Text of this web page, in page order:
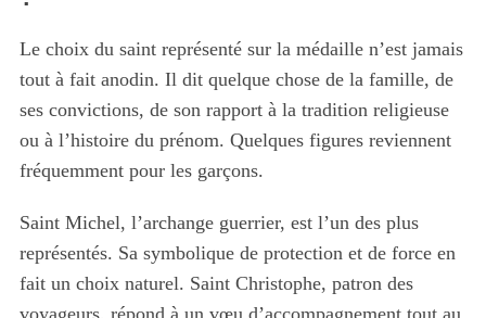
Le choix du saint représenté sur la médaille n’est jamais
tout à fait anodin. Il dit quelque chose de la famille, de
ses convictions, de son rapport à la tradition religieuse
ou à l’histoire du prénom. Quelques figures reviennent
fréquemment pour les garçons.
Saint Michel, l’archange guerrier, est l’un des plus
représentés. Sa symbolique de protection et de force en
fait un choix naturel. Saint Christophe, patron des
voyageurs, répond à un vœu d’accompagnement tout au